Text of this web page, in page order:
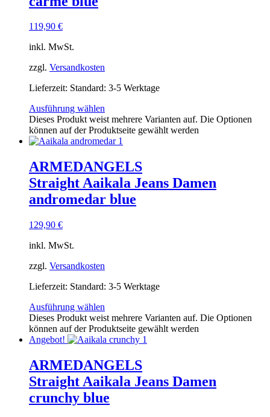
119,90 €
inkl. MwSt.
zzgl. Versandkosten
Lieferzeit: Standard: 3-5 Werktage
Ausführung wählen
Dieses Produkt weist mehrere Varianten auf. Die Optionen
können auf der Produktseite gewählt werden
ARMEDANGELS
Straight Aaikala Jeans Damen
andromedar blue
129,90 €
inkl. MwSt.
zzgl. Versandkosten
Lieferzeit: Standard: 3-5 Werktage
Ausführung wählen
Dieses Produkt weist mehrere Varianten auf. Die Optionen
können auf der Produktseite gewählt werden
Angebot!
ARMEDANGELS
Straight Aaikala Jeans Damen
crunchy blue